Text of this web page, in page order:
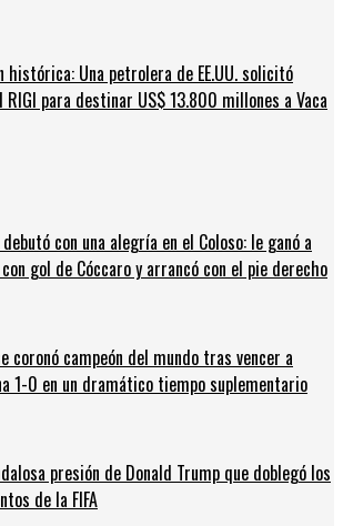
histórica: Una petrolera de EE.UU. solicitó
para destinar US$ 13.800 millones a Vaca
debutó con una alegría en el Coloso: le ganó a
gol de Cóccaro y arrancó con el pie derecho
coronó campeón del mundo tras vencer a
1-0 en un dramático tiempo suplementario
presión de Donald Trump que doblegó los
de la FIFA